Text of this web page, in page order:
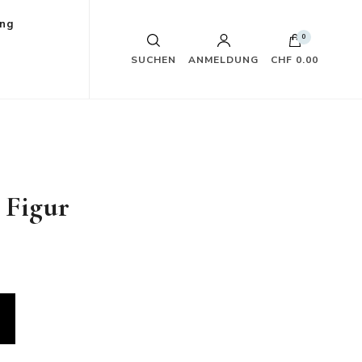
SUCHEN ANMELDUNG
0
CHF 0.00
Figur